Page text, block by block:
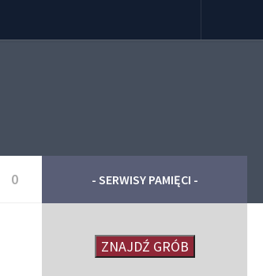
0 - SERWISY PAMIĘCI -
ZNAJDŹ GRÓB